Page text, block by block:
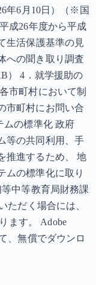
年6月10日）（※国
成26年度から平成
生活保護基準の見
への聞き取り調査
） 4．就学援助の
市町村において制
市町村にお問い合
ムの標準化 政府
等の共同利用、手
推進するため、 地
ムの標準化に取り
中等教育局財務課
ただく場合には、
ます。 Adobe
、無償でダウンロ